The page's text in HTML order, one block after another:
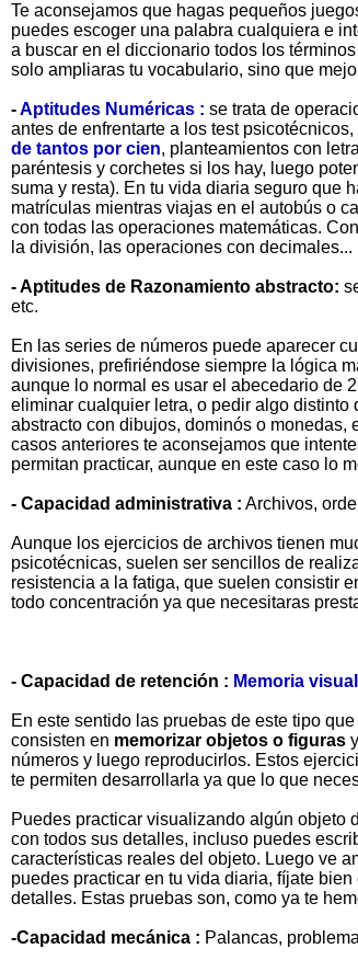
Te aconsejamos que hagas pequeños
puedes escoger una palabra cualquiera e
a buscar en el diccionario todos los
solo ampliaras tu vocabulario, sino que
-Aptitudes Numéricas : se trata de
antes de enfrentarte a los test psicotécnicos,
de tantos por cien, planteamientos con
paréntesis y corchetes si los hay, luego
suma y resta). En tu vida diaria seguro que
matrículas mientras viajas en el autobús o
con todas las operaciones matemáticas.
la división, las operaciones con decimales...
- Aptitudes de Razonamiento abstracto:
etc.
En las series de números puede aparecer
divisiones, prefiriéndose siempre la lógica
aunque lo normal es usar el abecedario de
eliminar cualquier letra, o pedir algo
abstracto con dibujos, dominós o
casos anteriores te aconsejamos que
permitan practicar, aunque en este caso lo
- Capacidad administrativa : Archivos,
Aunque los ejercicios de archivos tienen
psicotécnicas, suelen ser sencillos de
resistencia a la fatiga, que suelen consistir
todo concentración ya que necesitaras
- Capacidad de retención : Memoria visual
En este sentido las pruebas de este tipo
consisten en memorizar objetos o figuras
números y luego reproducirlos. Estos
te permiten desarrollarla ya que lo que
Puedes practicar visualizando algún objeto
con todos sus detalles, incluso puedes
características reales del objeto. Luego ve
puedes practicar en tu vida diaria, fíjate
detalles. Estas pruebas son, como ya te
-Capacidad mecánica : Palancas,